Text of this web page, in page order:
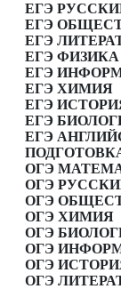
ЕГЭ
ЕГЭ
ЕГЭ
ЕГЭ ФИЗИКА
ЕГЭ
ЕГЭ ХИМИЯ
ЕГЭ
ЕГЭ
ЕГЭ
ОГЭ
ОГЭ
ОГЭ
ОГЭ ХИМИЯ
ОГЭ
ОГЭ
ОГЭ
ОГЭ